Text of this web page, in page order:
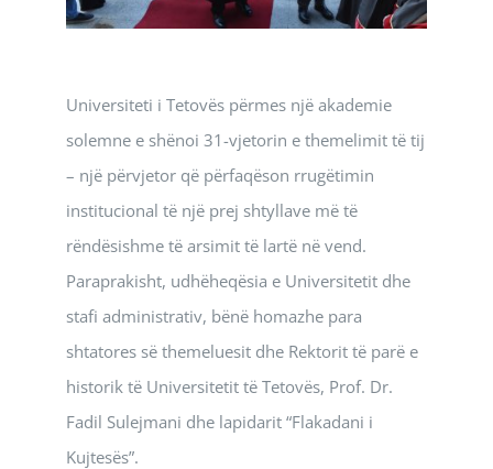
Universiteti i Tetovës përmes një akademie
solemne e shënoi 31-vjetorin e themelimit të tij
– një përvjetor që përfaqëson rrugëtimin
institucional të një prej shtyllave më të
rëndësishme të arsimit të lartë në vend.
Paraprakisht, udhëheqësia e Universitetit dhe
stafi administrativ, bënë homazhe para
shtatores së themeluesit dhe Rektorit të parë e
historik të Universitetit të Tetovës, Prof. Dr.
Fadil Sulejmani dhe lapidarit “Flakadani i
Kujtesës”.